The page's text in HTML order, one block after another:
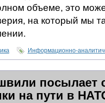
объеме, это
на который мы
Информационно-
посылает
на пути в